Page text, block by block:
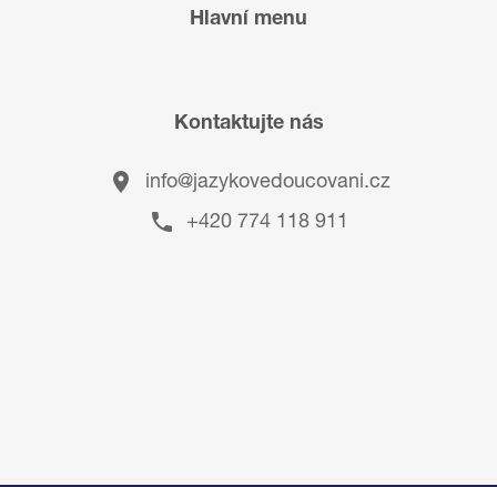
Hlavní menu
Kontaktujte nás
info@jazykovedoucovani.cz
+420 774 118 911